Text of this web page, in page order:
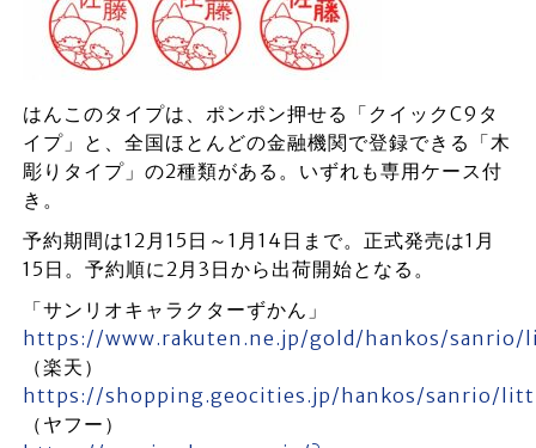
はんこのタイプは、ポンポン押せる「クイックC9タ
イプ」と、全国ほとんどの金融機関で登録できる「木
彫りタイプ」の2種類がある。いずれも専用ケース付
き。
予約期間は12月15日～1月14日まで。正式発売は1月
15日。予約順に2月3日から出荷開始となる。
「サンリオキャラクターずかん」
https://www.rakuten.ne.jp/gold/hankos/
（楽天）
https://shopping.geocities.jp/hankos/sanrio/
（ヤフー）